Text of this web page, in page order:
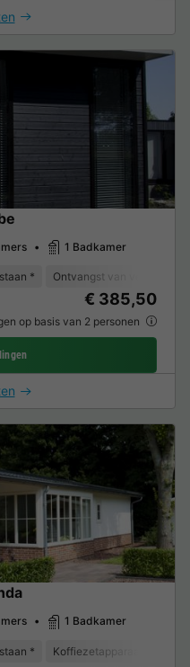
1 Badkamer
*
Ontvangst van
€ 385,50
op basis van 2 personen
1 Badkamer
* Koffiezetapparaat